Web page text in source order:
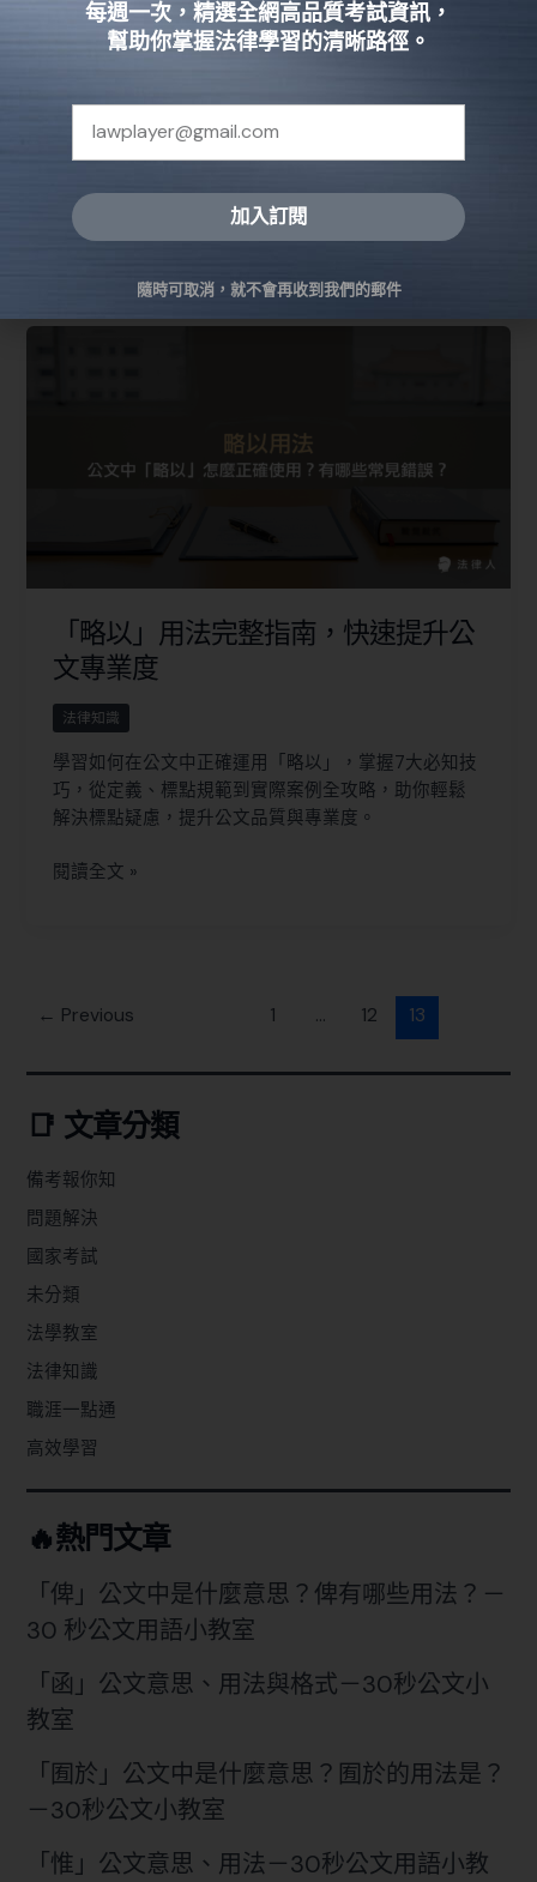
助你破解送達迷思！
專家解析民事訴訟法138條重點，深入探討寄存送達、
公示送達等規定與差異，協助您迅速掌握法律實務技
閱讀全文 »
「略以」用法完整指南，快速提升公
文專業度
法律知識
學習如何在公文中正確運用「略以」，掌握7大必知技
巧，從定義、標點規範到實際案例全攻略，助你輕鬆
解決標點疑慮，提升公文品質與專業度。
閱讀全文 »
← Previous 1 ... 12 13
📑 文章分類
備考報你知
問題解決
國家考試
未分類
法學教室
法律知識
職涯一點通
高效學習
🔥熱門文章
「俾」公文中是什麼意思？俾有哪些用法？－
30 秒公文用語小教室
「函」公文意思、用法與格式－30秒公文小
教室
「囿於」公文中是什麼意思？囿於的用法是？
－30秒公文小教室
「惟」公文意思、用法－30秒公文用語小教
每週一次，精選全網高品質考試資訊，
幫助你掌握法律學習的清晰路徑。
加入訂閱
隨時可取消，就不會再收到我們的郵件